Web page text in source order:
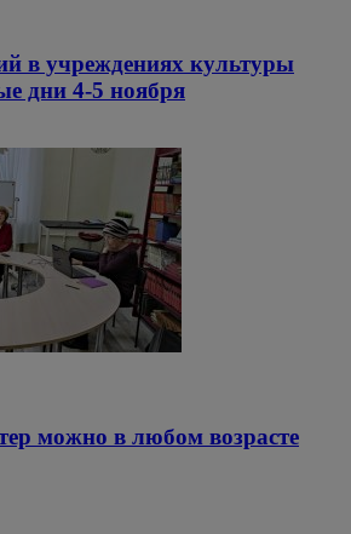
в учреждениях культуры
дни 4-5 ноября
можно в любом возрасте